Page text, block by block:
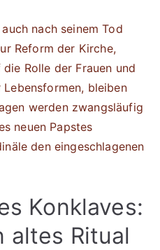
nach seinem Tod
Reform der Kirche,
Rolle der Frauen und
bleiben
werden zwangsläufig
neuen Papstes
den eingeschlagenen
Konklaves:
altes Ritual